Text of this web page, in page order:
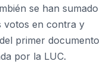
se han sumado
votos en contra y
primer documento
por la LUC.